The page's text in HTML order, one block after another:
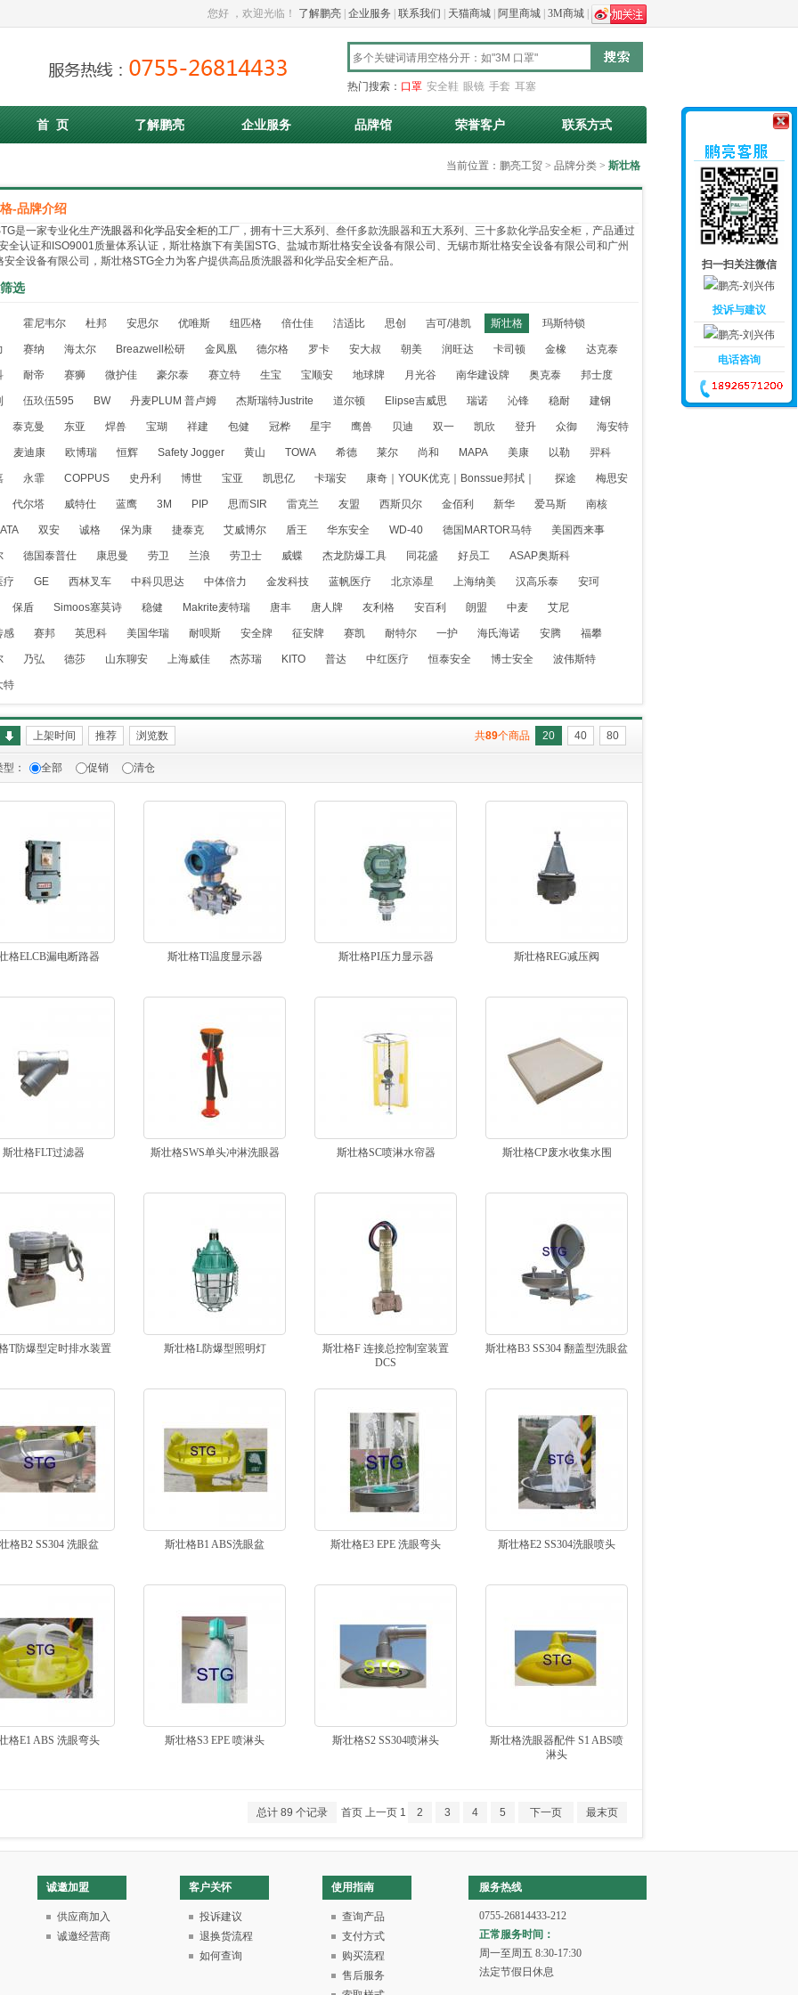
您好 ，欢迎光临！ 了解鹏亮 企业服务 联系我们 天猫商城 阿里商城 3M商城
热门搜索： 口罩 安全鞋 眼镜 手套 耳塞
首 页 了解鹏亮 企业服务 品牌馆 荣誉客户 联系方式
当前位置： 鹏亮工贸 > 品牌分类 > 斯壮格
-品牌介绍
是一家专业化生产洗眼器和化学品安全柜的工厂，拥有十三大系列、叁仟多款洗眼器和五大系列、三十多款化学品安全柜，产品通过
全认证和ISO9001质量体系认证，斯壮格旗下有美国STG、盐城市斯壮格安全设备有限公司、无锡市斯壮格安全设备有限公司和广州
安全设备有限公司，斯壮格STG全力为客户提供高品质洗眼器和化学品安全柜产品。
选
霍尼韦尔 杜邦 安思尔 优唯斯 纽匹格 倍仕佳 洁适比 思创 吉可/港凯 斯壮格 玛斯特锁
赛纳 海太尔 Breazwell松研 金凤凰 德尔格 罗卡 安大叔 朝美 润旺达 卡司顿 金橡 达克泰
耐帝 赛狮 微护佳 豪尔泰 赛立特 生宝 宝顺安 地球牌 月光谷 南华建设牌 奥克泰 邦士度
伍玖伍595 BW 丹麦PLUM 普卢姆 杰斯瑞特Justrite 道尔顿 Elipse吉威思 瑞诺 沁锋 稳耐 建钢
泰克曼 东亚 焊兽 宝瑚 祥建 包健 冠桦 星宇 鹰兽 贝迪 双一 凯欣 登升 众御 海安特
麦迪康 欧博瑞 恒辉 Safety Jogger 黄山 TOWA 希德 莱尔 尚和 MAPA 美康 以勒 羿科
永霏 COPPUS 史丹利 博世 宝亚 凯思亿 卡瑞安 康奇｜YOUK优克｜Bonssue邦拭｜ 探途 梅思安
代尔塔 威特仕 蓝鹰 3M PIP 思而SIR 雷克兰 友盟 西斯贝尔 金佰利 新华 爱马斯 南核
双安 诚格 保为康 捷泰克 艾威博尔 盾王 华东安全 WD-40 德国MARTOR马特 美国西来事
德国泰普仕 康思曼 劳卫 兰浪 劳卫士 威蝶 杰龙防爆工具 同花盛 好员工 ASAP奥斯科
疗 GE 西林叉车 中科贝思达 中体倍力 金发科技 蓝帆医疗 北京添星 上海纳美 汉高乐泰 安珂
保盾 Simoos塞莫诗 稳健 Makrite麦特瑞 唐丰 唐人牌 友利格 安百利 朗盟 中麦 艾尼
感 赛邦 英思科 美国华瑞 耐呗斯 安全牌 征安牌 赛凯 耐特尔 一护 海氏海诺 安腾 福攀
乃弘 德莎 山东聊安 上海威佳 杰苏瑞 KITO 普达 中红医疗 恒泰安全 博士安全 波伟斯特
特
上架时间 推荐 浏览数 共89个商品 20 40 80
： 全部 促销 清仓
格ELCB漏电断路器 斯壮格TI温度显示器 斯壮格PI压力显示器 斯壮格REG减压阀
斯壮格FLT过滤器 斯壮格SWS单头冲淋洗眼器 斯壮格SC喷淋水帘器 斯壮格CP废水收集水围
T防爆型定时排水装置 斯壮格L防爆型照明灯
斯壮格F 连接总控制室装置
DCS
斯壮格B3 SS304 翻盖型洗眼盆
格B2 SS304 洗眼盆 斯壮格B1 ABS洗眼盆 斯壮格E3 EPE 洗眼弯头 斯壮格E2 SS304洗眼喷头
格E1 ABS 洗眼弯头 斯壮格S3 EPE 喷淋头 斯壮格S2 SS304喷淋头
斯壮格洗眼器配件 S1 ABS喷
淋头
总计 89 个记录 首页 上一页 1 2 3 4 5 下一页 最末页
诚邀加盟
供应商加入
诚邀经营商
客户关怀
投诉建议
退换货流程
如何查询
使用指南
查询产品
支付方式
购买流程
售后服务
服务热线
0755-26814433-212
正常服务时间：
周一至周五 8:30-17:30
法定节假日休息
扫一扫关注微信
投诉与建议
电话咨询